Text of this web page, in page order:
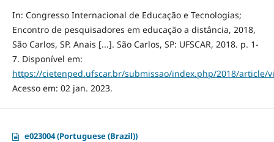
In: Congresso Internacional de Educação e Tecnologias;
Encontro de pesquisadores em educação a distância, 2018,
São Carlos, SP. Anais [...]. São Carlos, SP: UFSCAR, 2018. p. 1-
7. Disponível em:
https://cietenped.ufscar.br/submissao/index.php/2018/article/
Acesso em: 02 jan. 2023.
e023004 (Portuguese (Brazil))